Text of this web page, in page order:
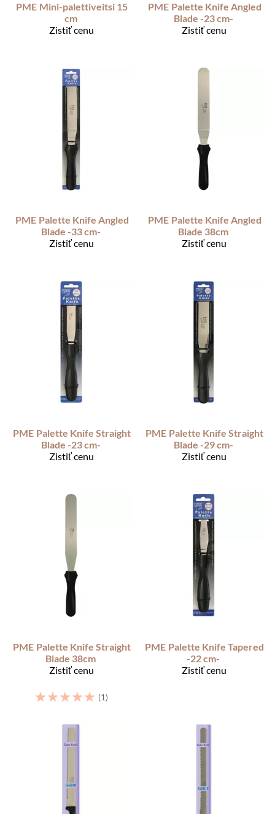
PME Mini-palettiveitsi 15
cm
Zistiť cenu
PME Palette Knife Angled
Blade -23 cm-
Zistiť cenu
PME Palette Knife Angled
Blade -33 cm-
Zistiť cenu
PME Palette Knife Angled
Blade 38cm
Zistiť cenu
PME Palette Knife Straight
Blade -23 cm-
Zistiť cenu
PME Palette Knife Straight
Blade -29 cm-
Zistiť cenu
PME Palette Knife Straight
Blade 38cm
Zistiť cenu
☆☆☆☆☆ (1)
PME Palette Knife Tapered
-22 cm-
Zistiť cenu